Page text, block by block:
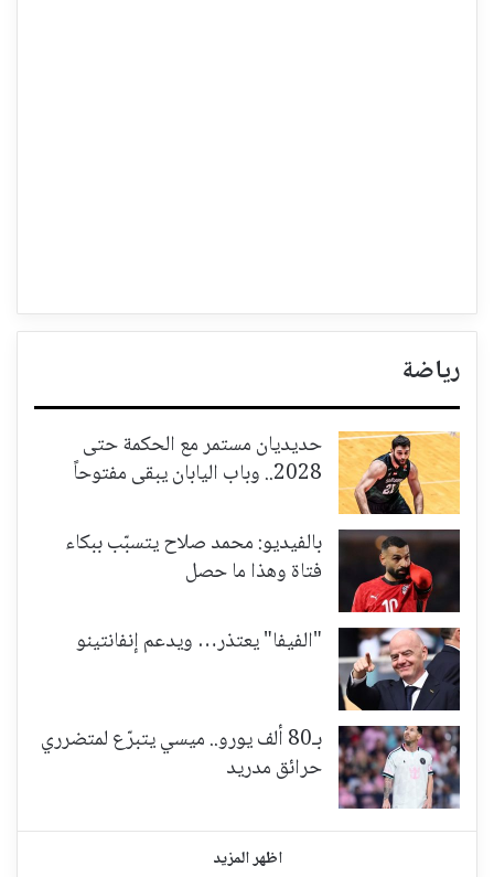
رياضة
حديديان مستمر مع الحكمة حتى
2028.. وباب اليابان يبقى مفتوحاً
بالفيديو: محمد صلاح يتسبّب ببكاء
فتاة وهذا ما حصل
"الفيفا" يعتذر… ويدعم إنفانتينو
بـ80 ألف يورو.. ميسي يتبرّع لمتضرري
حرائق مدريد
اظهر المزيد